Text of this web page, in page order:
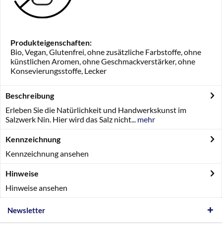
Produkteigenschaften:
Bio, Vegan, Glutenfrei, ohne zusätzliche Farbstoffe, ohne
künstlichen Aromen, ohne Geschmackverstärker, ohne
Konsevierungsstoffe, Lecker
Beschreibung
Erleben Sie die Natürlichkeit und Handwerkskunst im
Salzwerk Nin. Hier wird das Salz nicht... mehr
Kennzeichnung
Kennzeichnung ansehen
Hinweise
Hinweise ansehen
Newsletter